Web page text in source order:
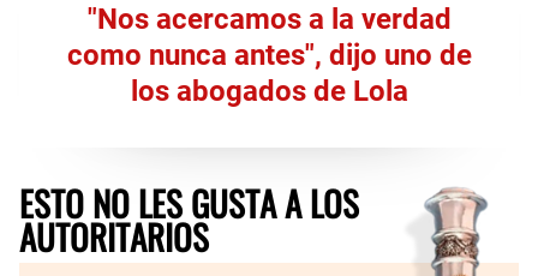
"Nos acercamos a la verdad
como nunca antes", dijo uno de
los abogados de Lola
ESTO NO LES GUSTA A LOS
AUTORITARIOS